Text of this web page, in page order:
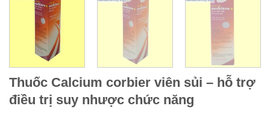
Thuốc Calcium corbier viên sủi – hỗ trợ
điều trị suy nhược chức năng